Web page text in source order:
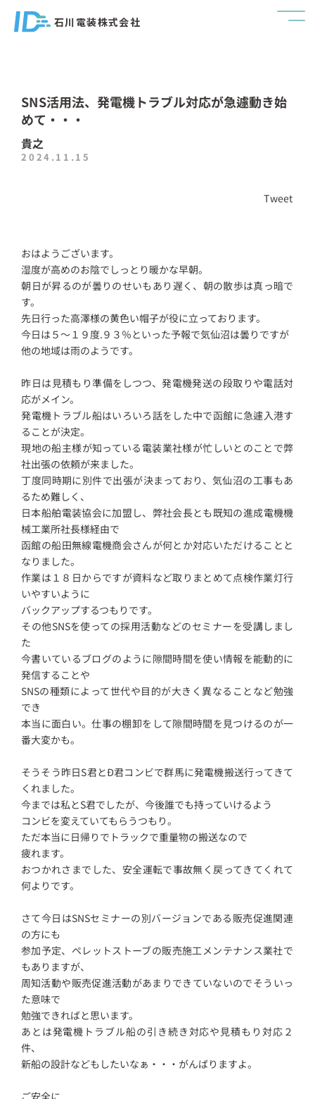
石川電装株式会社
SNS活用法、発電機トラブル対応が急遽動き始
めて・・・
貴之
2024.11.15
Tweet
おはようございます。
湿度が高めのお陰でしっとり暖かな早朝。
朝日が昇るのが曇りのせいもあり遅く、朝の散歩は真っ暗で
す。
先日行った高澤様の黄色い帽子が役に立っております。
今日は５～１９度.９３％といった予報で気仙沼は曇りですが
他の地域は雨のようです。
昨日は見積もり準備をしつつ、発電機発送の段取りや電話対
応がメイン。
発電機トラブル船はいろいろ話をした中で函館に急遽入港す
ることが決定。
現地の船主様が知っている電装業社様が忙しいとのことで弊
社出張の依頼が来ました。
丁度同時期に別件で出張が決まっており、気仙沼の工事もあ
るため難しく、
日本船舶電装協会に加盟し、弊社会長とも既知の進成電機機
械工業所社長様経由で
函館の船田無線電機商会さんが何とか対応いただけることと
なりました。
作業は１８日からですが資料など取りまとめて点検作業灯行
いやすいように
バックアップするつもりです。
その他SNSを使っての採用活動などのセミナーを受講しまし
た
今書いているブログのように隙間時間を使い情報を能動的に
発信することや
SNSの種類によって世代や目的が大きく異なることなど勉強
でき
本当に面白い。仕事の棚卸をして隙間時間を見つけるのが一
番大変かも。
そうそう昨日S君とÐ君コンビで群馬に発電機搬送行ってきて
くれました。
今までは私とS君でしたが、今後誰でも持っていけるよう
コンビを変えていてもらうつもり。
ただ本当に日帰りでトラックで重量物の搬送なので
疲れます。
おつかれさまでした、安全運転で事故無く戻ってきてくれて
何よりです。
さて今日はSNSセミナーの別バージョンである販売促進関連
の方にも
参加予定、ペレットストーブの販売施工メンテナンス業社で
もありますが、
周知活動や販売促進活動があまりできていないのでそういっ
た意味で
勉強できればと思います。
あとは発電機トラブル船の引き続き対応や見積もり対応２
件、
新船の設計などもしたいなぁ・・・がんばりますよ。
ご安全に